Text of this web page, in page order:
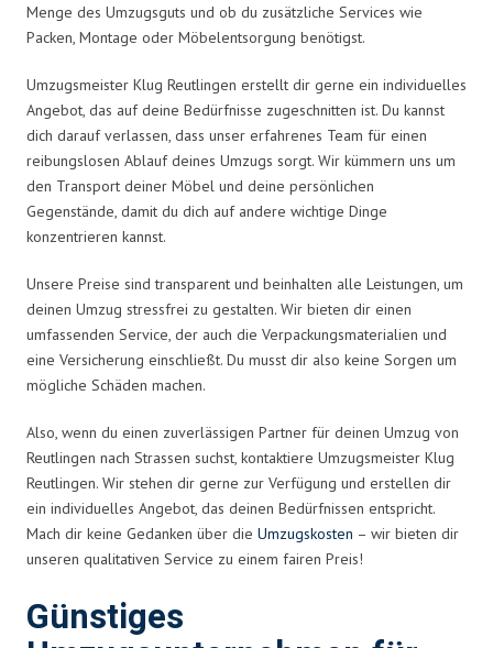
Menge des Umzugsguts und ob du zusätzliche Services wie
Packen, Montage oder Möbelentsorgung benötigst.
Umzugsmeister Klug Reutlingen erstellt dir gerne ein individuelles
Angebot, das auf deine Bedürfnisse zugeschnitten ist. Du kannst
dich darauf verlassen, dass unser erfahrenes Team für einen
reibungslosen Ablauf deines Umzugs sorgt. Wir kümmern uns um
den Transport deiner Möbel und deine persönlichen
Gegenstände, damit du dich auf andere wichtige Dinge
konzentrieren kannst.
Unsere Preise sind transparent und beinhalten alle Leistungen, um
deinen Umzug stressfrei zu gestalten. Wir bieten dir einen
umfassenden Service, der auch die Verpackungsmaterialien und
eine Versicherung einschließt. Du musst dir also keine Sorgen um
mögliche Schäden machen.
Also, wenn du einen zuverlässigen Partner für deinen Umzug von
Reutlingen nach Strassen suchst, kontaktiere Umzugsmeister Klug
Reutlingen. Wir stehen dir gerne zur Verfügung und erstellen dir
ein individuelles Angebot, das deinen Bedürfnissen entspricht.
Mach dir keine Gedanken über die Umzugskosten – wir bieten dir
unseren qualitativen Service zu einem fairen Preis!
Günstiges